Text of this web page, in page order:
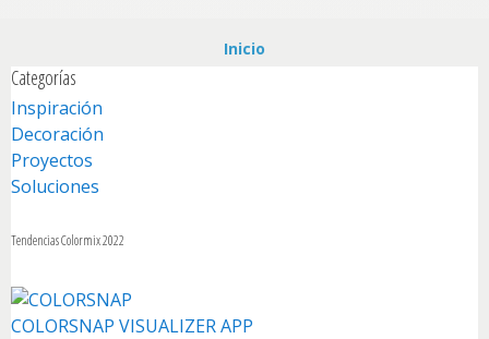
Productos
Colores
Puntos de Venta
Inicio
Categorías
Inspiración
Decoración
Proyectos
Soluciones
Tendencias Colormix 2022
COLORSNAP VISUALIZER APP